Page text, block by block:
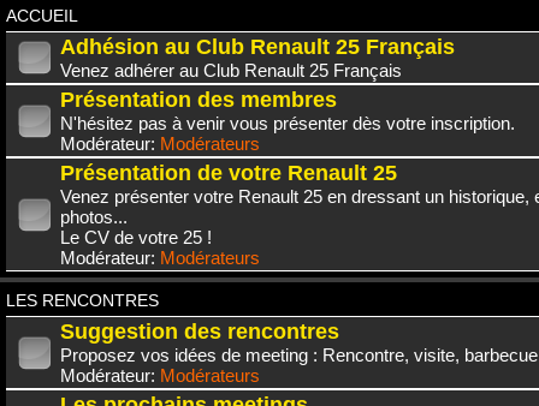
ACCUEIL
Adhésion au Club Renault 25 Français
Venez adhérer au Club Renault 25 Français
Présentation des membres
N'hésitez pas à venir vous présenter dès votre inscription.
Modérateur: Modérateurs
Présentation de votre Renault 25
Venez présenter votre Renault 25 en dressant un historique,
photos...
Le CV de votre 25 !
Modérateur: Modérateurs
LES RENCONTRES
Suggestion des rencontres
Proposez vos idées de meeting : Rencontre, visite,
Modérateur: Modérateurs